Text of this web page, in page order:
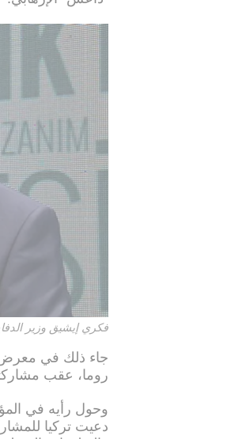
فكري إيشيق وزير
جاء ذلك في معرض
روما، عقب
وحول رأيه في
دعيت تركيا